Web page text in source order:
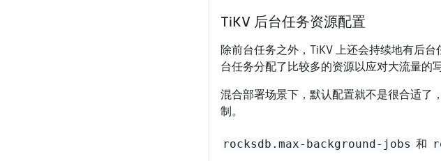
TiKV 后台任务资源配置
除前台任务之外，TiKV 上还会持续地有后
台任务分配了比较多的资源以应对大流量的写
混合部署场景下，默认配置就不是很合适了
制。
rocksdb.max-background-jobs 和